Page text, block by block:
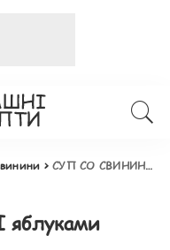
>СУП СО СВИНИНОЮ І яблуками